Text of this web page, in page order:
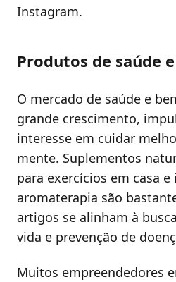
Instagram.
Produtos de saúde
O mercado de saúde e
grande crescimento,
interesse em cuidar
mente. Suplementos
para exercícios em casa e
aromaterapia são
artigos se alinham à
vida e prevenção de
Muitos empreendedores